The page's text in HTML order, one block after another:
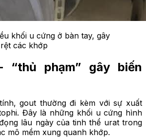
khối u cứng ở bàn tay, gây
các khớp
“thủ phạm” gây biến
gout thường đi kèm với sự xuất
Đây là những khối u cứng hình
lâu ngày của tinh thể urat trong
mô mềm xung quanh khớp.